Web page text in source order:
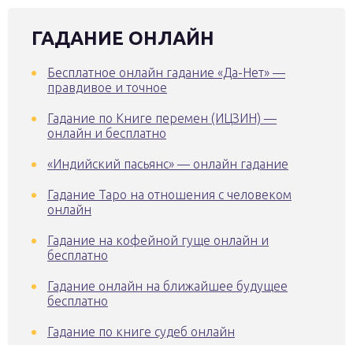
ГАДАНИЕ ОНЛАЙН
Бесплатное онлайн гадание «Да-Нет» —
правдивое и точное
Гадание по Книге перемен (ИЦЗИН) —
онлайн и бесплатно
«Индийский пасьянс» — онлайн гадание
Гадание Таро на отношения с человеком
онлайн
Гадание на кофейной гуще онлайн и
бесплатно
Гадание онлайн на ближайшее будущее
бесплатно
Гадание по книге судеб онлайн